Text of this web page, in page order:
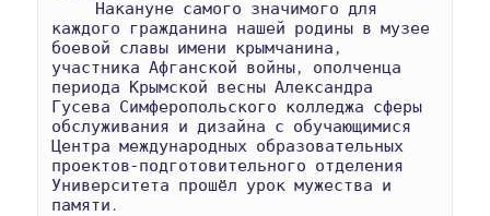
каждого гражданина нашей родины в музее
боевой славы имени крымчанина,
участника Афганской войны, ополченца
периода Крымской весны Александра
Гусева Симферопольского колледжа сферы
обслуживания и дизайна с обучающимися
Центра международных образовательных
проектов-подготовительного отделения
Университета прошёл урок мужества и
памяти.